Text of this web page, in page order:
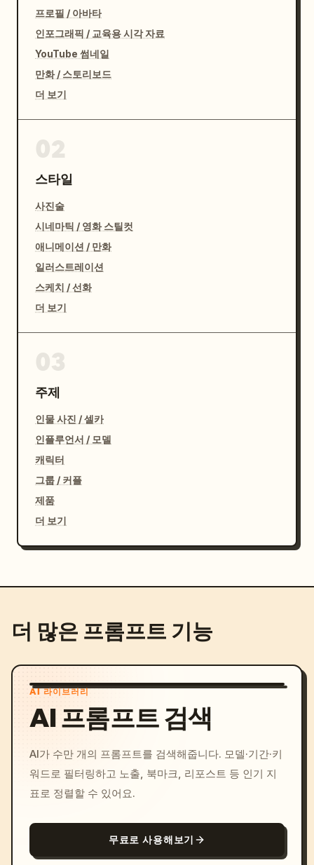
프로필 / 아바타
인포그래픽 / 교육용 시각 자료
YouTube 썸네일
만화 / 스토리보드
더 보기
스타일
사진술
시네마틱 / 영화 스틸컷
애니메이션 / 만화
일러스트레이션
스케치 / 선화
더 보기
주제
인물 사진 / 셀카
인플루언서 / 모델
캐릭터
그룹 / 커플
제품
더 보기
더 많은 프롬프트 기능
AI 라이브러리
AI 프롬프트 검색
AI가 수만 개의 프롬프트를 검색해줍니다. 모델·기간·키
워드로 필터링하고 노출, 북마크, 리포스트 등 인기 지
표로 정렬할 수 있어요.
무료로 사용해보기